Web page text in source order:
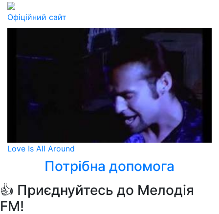
Офіційний сайт
Love Is All Around
Потрібна допомога
👍 Приєднуйтесь до Мелодія
FM!